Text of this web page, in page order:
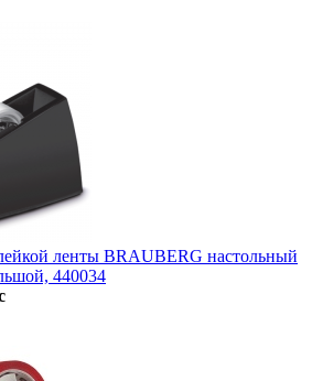
ленты BRAUBERG настольный
440034